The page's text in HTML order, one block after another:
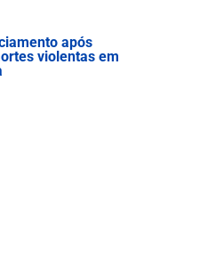
após
violentas em